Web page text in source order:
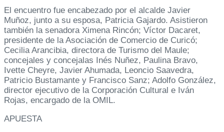
El encuentro fue encabezado por el alcalde Javier
Muñoz, junto a su esposa, Patricia Gajardo. Asistieron
también la senadora Ximena Rincón; Víctor Dacaret,
presidente de la Asociación de Comercio de Curicó;
Cecilia Arancibia, directora de Turismo del Maule;
concejales y concejalas Inés Nuñez, Paulina Bravo,
Ivette Cheyre, Javier Ahumada, Leoncio Saavedra,
Patricio Bustamante y Francisco Sanz; Adolfo González,
director ejecutivo de la Corporación Cultural e Iván
Rojas, encargado de la OMIL.
APUESTA